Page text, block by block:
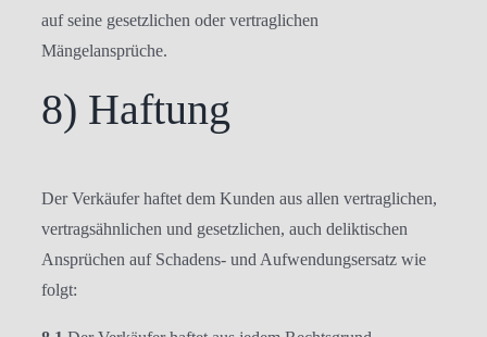
auf seine gesetzlichen oder vertraglichen
Mängelansprüche.
8) Haftung
Der Verkäufer haftet dem Kunden aus allen vertraglichen,
vertragsähnlichen und gesetzlichen, auch deliktischen
Ansprüchen auf Schadens- und Aufwendungsersatz wie
folgt: